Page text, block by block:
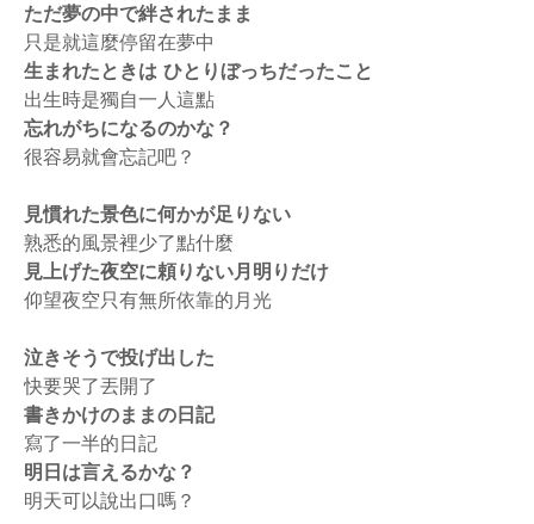
ただ夢の中で絆されたまま
只是就這麼停留在夢中
生まれたときは ひとりぼっちだったこと
出生時是獨自一人這點
忘れがちになるのかな？
很容易就會忘記吧？
見慣れた景色に何かが足りない
熟悉的風景裡少了點什麼
見上げた夜空に頼りない月明りだけ
仰望夜空只有無所依靠的月光
泣きそうで投げ出した
快要哭了丟開了
書きかけのままの日記
寫了一半的日記
明日は言えるかな？
明天可以說出口嗎？